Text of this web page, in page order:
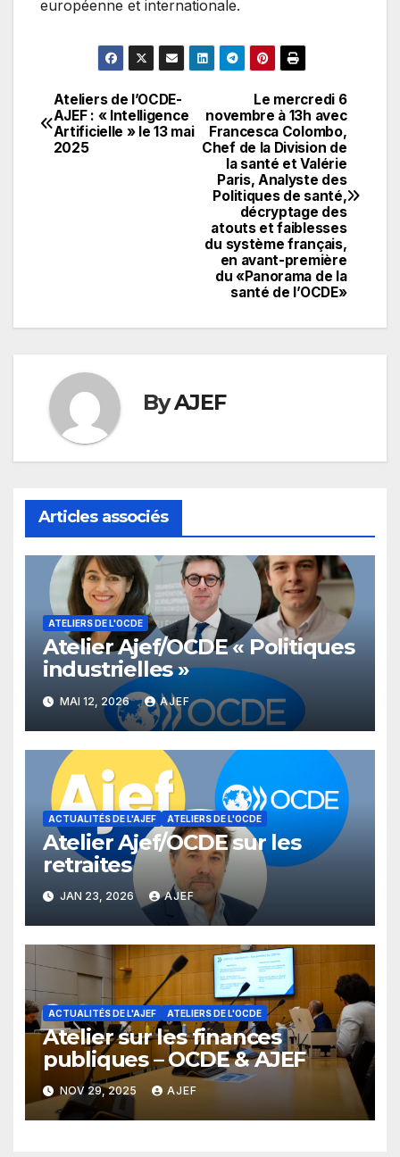
européenne et internationale.
Navigation
de
Le mercredi 6
novembre à 13h avec
Francesca Colombo,
Chef de la Division de
la santé et Valérie
Paris, Analyste des
Politiques de santé,
décryptage des
atouts et faiblesses
du système français,
en avant-première
du «Panorama de la
santé de l’OCDE»
Ateliers de l’OCDE-
AJEF : « Intelligence
Artificielle » le 13 mai
2025
ByAJEF
Articles associés
ATELIERS DE L'OCDE
Atelier Ajef/OCDE « Politiques
industrielles »
MAI 12, 2026 AJEF
ACTUALITÉS DE L'AJEF ATELIERS DE L'OCDE
Atelier Ajef/OCDE sur les
retraites
JAN 23, 2026 AJEF
ACTUALITÉS DE L'AJEF ATELIERS DE L'OCDE
Atelier sur les finances
publiques – OCDE & AJEF
NOV 29, 2025 AJEF